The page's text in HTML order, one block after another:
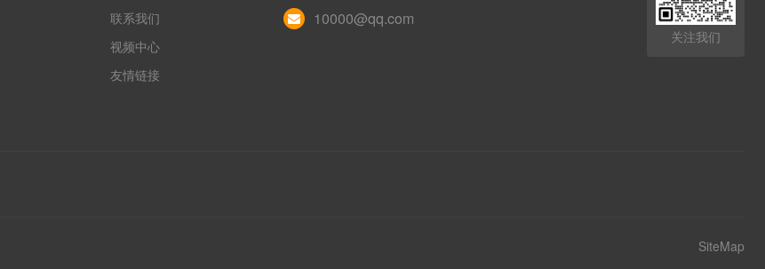
联系我们
视频中心
友情链接
10000@qq.com
关注我们
SiteMap